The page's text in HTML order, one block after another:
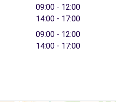
09:00 - 12:00
14:00 - 17:00
09:00 - 12:00
14:00 - 17:00